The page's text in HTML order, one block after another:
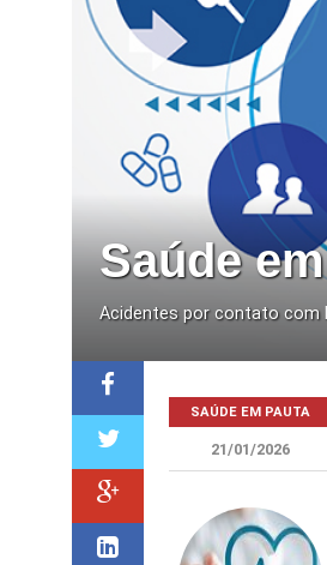
Saúde
Acidentes por contato com
SAÚDE EM PAUTA
21/01/2026